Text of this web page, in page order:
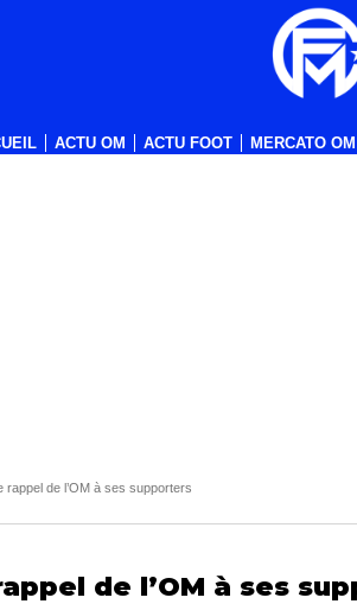
ACTU OM ACTU FOOT MERCATO OM
rappel de l’OM à ses supporters
de l’OM à ses